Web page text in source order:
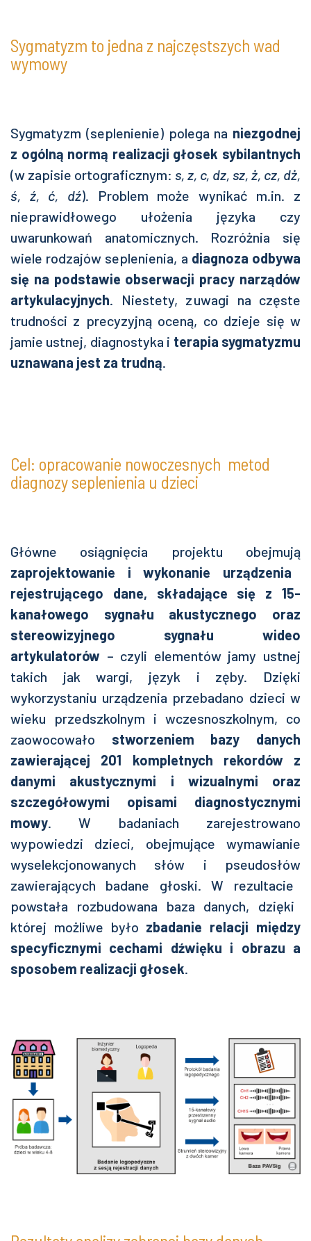
Sygmatyzm to jedna z najczęstszych wad
wymowy
Sygmatyzm (seplenienie) polega na niezgodnej
z ogólną normą realizacji głosek sybilantnych
(w zapisie ortograficznym: s, z, c, dz, sz, ż, cz, dż,
ś, ź, ć, dź). Problem może wynikać m.in. z
nieprawidłowego ułożenia języka czy
uwarunkowań anatomicznych. Rozróżnia się
wiele rodzajów seplenienia, a diagnoza odbywa
się na podstawie obserwacji pracy narządów
artykulacyjnych. Niestety, z uwagi na częste
trudności z precyzyjną oceną, co dzieje się w
jamie ustnej, diagnostyka i terapia sygmatyzmu
uznawana jest za trudną.
Cel: opracowanie nowoczesnych metod
diagnozy seplenienia u dzieci
Główne osiągnięcia projektu obejmują
zaprojektowanie i wykonanie urządzenia
rejestrującego dane, składające się z 15-
kanałowego sygnału akustycznego oraz
stereowizyjnego sygnału wideo
artykulatorów – czyli elementów jamy ustnej
takich jak wargi, język i zęby. Dzięki
wykorzystaniu urządzenia przebadano dzieci w
wieku przedszkolnym i wczesnoszkolnym, co
zaowocowało stworzeniem bazy danych
zawierającej 201 kompletnych rekordów z
danymi akustycznymi i wizualnymi oraz
szczegółowymi opisami diagnostycznymi
mowy. W badaniach zarejestrowano
wypowiedzi dzieci, obejmujące wymawianie
wyselekcjonowanych słów i pseudosłów
zawierających badane głoski.
W rezultacie
powstała rozbudowana baza danych, dzięki
której możliwe było zbadanie relacji między
specyficznymi cechami dźwięku i obrazu a
sposobem realizacji głosek.